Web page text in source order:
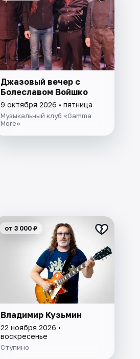
Джазовый вечер с
Болеславом Войшко
9 октября 2026 • пятница
Музыкальный клуб «Gamma
More»
от 3 000 ₽
Владимир Кузьмин
22 ноября 2026 •
воскресенье
Ступино